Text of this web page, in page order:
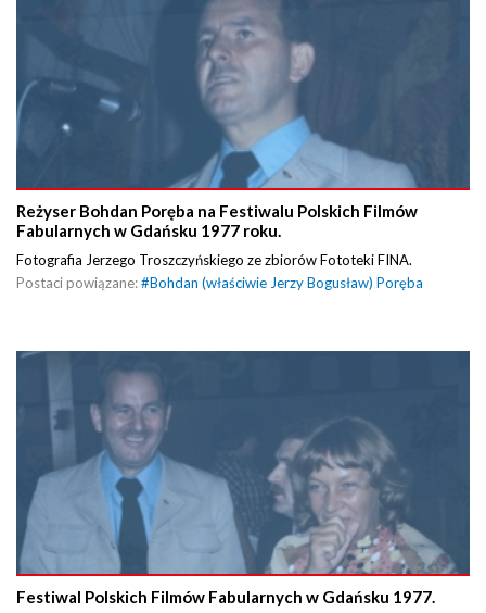
Reżyser Bohdan Poręba na Festiwalu Polskich Filmów
Fabularnych w Gdańsku 1977 roku.
Fotografia Jerzego Troszczyńskiego ze zbiorów Fototeki FINA.
Postaci powiązane:#Bohdan (właściwie Jerzy Bogusław) Poręba
Festiwal Polskich Filmów Fabularnych w Gdańsku 1977.